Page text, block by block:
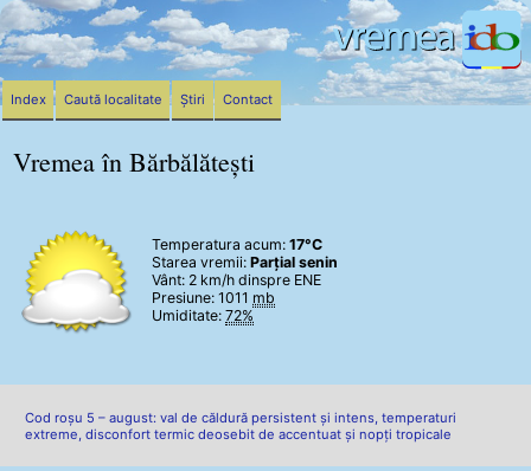
Vremea în Bărbălătești
Temperatura acum: 17°C
Starea vremii: Parțial senin
Vânt: 2 km/h dinspre ENE
Presiune: 1011 mb
Umiditate: 72%
Cod roșu 5 – august: val de căldură persistent și intens, temperaturi
extreme, disconfort termic deosebit de accentuat și nopți tropicale
Index Caută localitate Știri Contact